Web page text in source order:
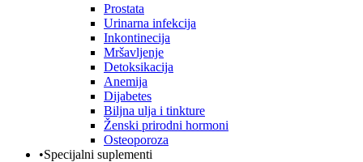
Prostata
Urinarna infekcija
Inkontinecija
Mršavljenje
Detoksikacija
Anemija
Dijabetes
Biljna ulja i tinkture
Ženski prirodni hormoni
Osteoporoza
•Specijalni suplementi